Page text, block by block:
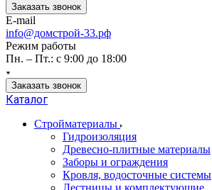
Заказать звонок
E-mail
info@домстрой-33.рф
Режим работы
Пн. – Пт.: с 9:00 до 18:00
Заказать звонок
Каталог
Стройматериалы
Гидроизоляция
Древесно-плитные материалы
Заборы и ограждения
Кровля, водосточные системы
Лестницы и комплектующие